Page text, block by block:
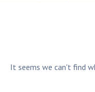
It seems we can't find